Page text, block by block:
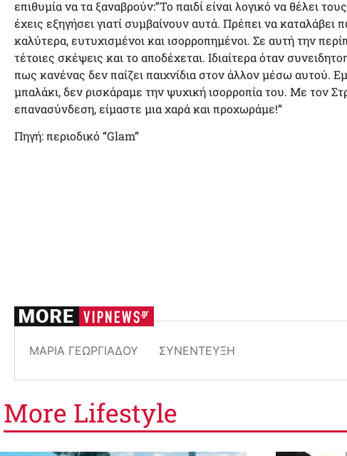
επιθυμία να τα ξαναβρούν:”Το παιδί είναι λογικό να θέλει
έχεις εξηγήσει γιατί συμβαίνουν αυτά. Πρέπει να καταλάβει
καλύτερα, ευτυχισμένοι και ισορροπημένοι. Σε αυτή την
τέτοιες σκέψεις και το αποδέχεται. Ιδιαίτερα όταν
πως κανένας δεν παίζει παιχνίδια στον άλλον μέσω αυτού.
μπαλάκι, δεν ρισκάραμε την ψυχική ισορροπία του. Με τον
επανασύνδεση, είμαστε μια χαρά και προχωράμε!”
Πηγή: περιοδικό “Glam”
ΜΑΡΊΑ ΓΕΩΡΓΙΆΔΟΥ ΣΥΝΈΝΤΕΥΞΉ
More Lifestyle